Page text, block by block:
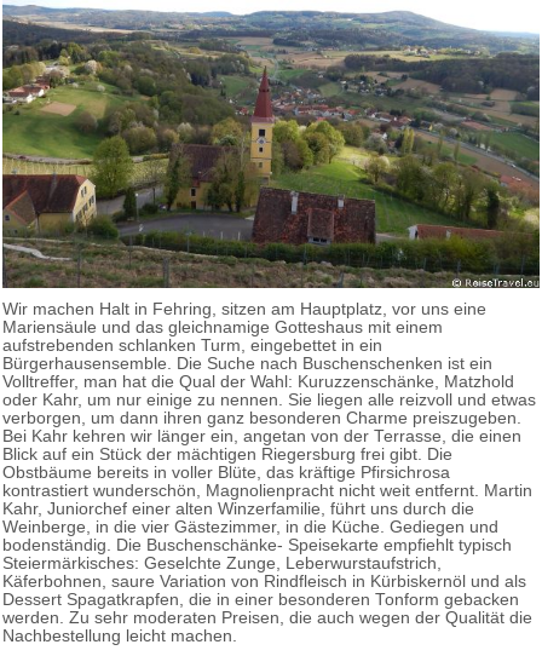
Wir machen Halt in Fehring, sitzen am Hauptplatz, vor uns eine
Mariensäule und das gleichnamige Gotteshaus mit einem
aufstrebenden schlanken Turm, eingebettet in ein
Bürgerhausensemble. Die Suche nach Buschenschenken ist ein
Volltreffer, man hat die Qual der Wahl: Kuruzzenschänke, Matzhold
oder Kahr, um nur einige zu nennen. Sie liegen alle reizvoll und etwas
verborgen, um dann ihren ganz besonderen Charme preiszugeben.
Bei Kahr kehren wir länger ein, angetan von der Terrasse, die einen
Blick auf ein Stück der mächtigen Riegersburg frei gibt. Die
Obstbäume bereits in voller Blüte, das kräftige Pfirsichrosa
kontrastiert wunderschön, Magnolienpracht nicht weit entfernt. Martin
Kahr, Juniorchef einer alten Winzerfamilie, führt uns durch die
Weinberge, in die vier Gästezimmer, in die Küche. Gediegen und
bodenständig. Die Buschenschänke- Speisekarte empfiehlt typisch
Steiermärkisches: Geselchte Zunge, Leberwurstaufstrich,
Käferbohnen, saure Variation von Rindfleisch in Kürbiskernöl und als
Dessert Spagatkrapfen, die in einer besonderen Tonform gebacken
werden. Zu sehr moderaten Preisen, die auch wegen der Qualität die
Nachbestellung leicht machen.